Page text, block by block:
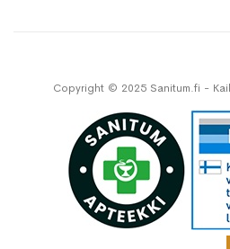
Copyright © 2025 Sanitum.fi -